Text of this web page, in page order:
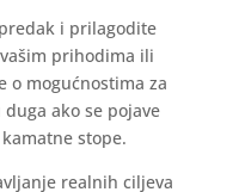
i prilagodite
prihodima ili
o mogućnostima za
ako se pojave
stope.
realnih ciljeva